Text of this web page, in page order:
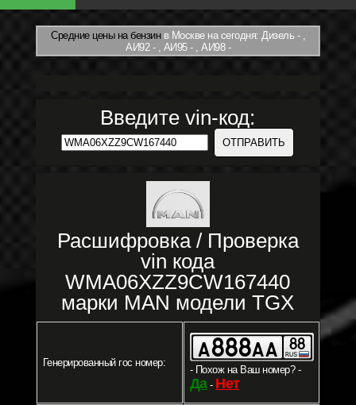
Средние цены на бензинв Москве на сегодня: Дизель - ,
АИ92 - , АИ95 - , АИ98 -
Введите vin-код:
Расшифровка / Проверка
vin кода
WMA06XZZ9CW167440
марки MAN модели TGX
Генерированный гос номер:
- Похож на Ваш номер? -
Да- Нет